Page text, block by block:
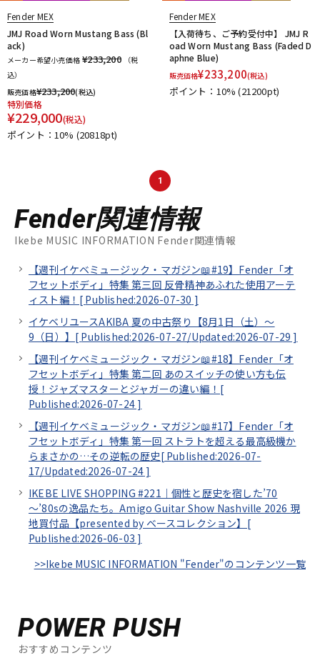
Fender MEX
JMJ Road Worn Mustang Bass (Bl
ack)
メーカー希望小売価格 ¥233,200
（税
込）
販売価格¥233,200(税込)
特別価格
¥229,000(税込)
ポイント：10% (20818pt)
Fender MEX
【入荷待ち、ご予約受付中】 JMJ R
oad Worn Mustang Bass (Faded D
aphne Blue)
販売価格¥233,200(税込)
ポイント：10%(21200pt)
1
Fender関連情報
Ikebe MUSIC INFORMATION Fender関連情報
【週刊イケベミュージック・マガジン📖#19】Fender「オ
フセットボディ」特集 第三回 反骨精神あふれた使用アーテ
ィスト編！[ Published:2026-07-30 ]
イケベリユースAKIBA 夏の中古祭り【8月1日（土）～
9（日）】[ Published:2026-07-27/Updated:2026-07-29 ]
【週刊イケベミュージック・マガジン📖#18】Fender「オ
フセットボディ」特集 第二回 あのスイッチの使い方も伝
授！ジャズマスターとジャガーの違い編！[
Published:2026-07-24 ]
【週刊イケベミュージック・マガジン📖#17】Fender「オ
フセットボディ」特集 第一回 ストラトを超える最高級機か
らまさかの…その逆転の歴史[ Published:2026-07-
17/Updated:2026-07-24 ]
IKEBE LIVE SHOPPING #221｜個性と歴史を宿した’70
～’80sの逸品たち。Amigo Guitar Show Nashville 2026 現
地買付品【presented by ベースコレクション】[
Published:2026-06-03 ]
>>Ikebe MUSIC INFORMATION "Fender"のコンテンツ一覧
POWER PUSH
おすすめコンテンツ